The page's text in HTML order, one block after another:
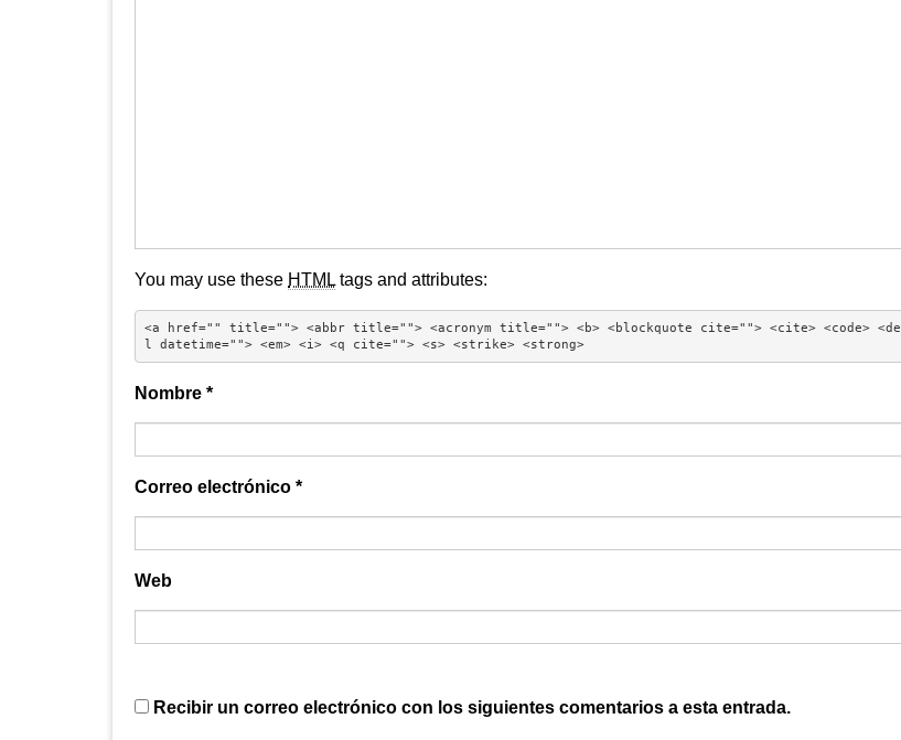
You may use these HTML tags and attributes:
<a href="" title=""> <abbr title=""> <acronym title=""> <b> <blockquote cite=""> <cite> <code> <de
l datetime=""> <em> <i> <q cite=""> <s> <strike> <strong>
Nombre *
Correo electrónico *
Web
Recibir un correo electrónico con los siguientes comentarios a esta entrada.